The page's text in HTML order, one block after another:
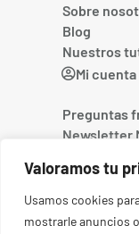
Valoramos tu
Usamos cookies
mostrarle anuncios
Sobre
Blog
Nuestros
Mi cuenta
Preguntas
Newsletter